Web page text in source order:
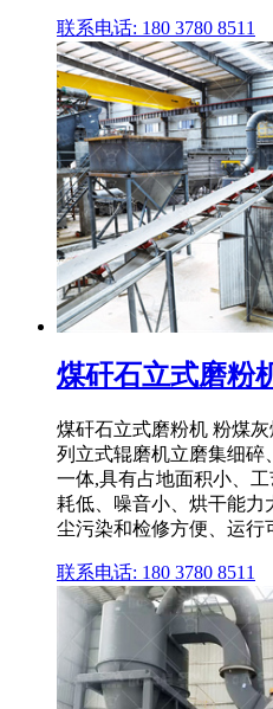
联系电话: 180 3780 8511
煤矸石立式磨粉
煤矸石立式磨粉机 粉煤
列立式辊磨机立磨集细碎
一体,具有占地面积小、
耗低、噪音小、烘干能力
尘污染和检修方便、运行
联系电话: 180 3780 8511